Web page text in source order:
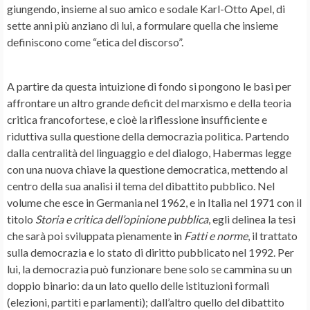
giungendo, insieme al suo amico e sodale Karl-Otto Apel, di
sette anni più anziano di lui, a formulare quella che insieme
definiscono come “etica del discorso”.
A partire da questa intuizione di fondo si pongono le basi per
affrontare un altro grande deficit del marxismo e della teoria
critica francofortese, e cioè la riflessione insufficiente e
riduttiva sulla questione della democrazia politica. Partendo
dalla centralità del linguaggio e del dialogo, Habermas legge
con una nuova chiave la questione democratica, mettendo al
centro della sua analisi il tema del dibattito pubblico. Nel
volume che esce in Germania nel 1962, e in Italia nel 1971 con il
titolo Storia e critica dell’opinione pubblica, egli delinea la tesi
che sarà poi sviluppata pienamente in Fatti e norme, il trattato
sulla democrazia e lo stato di diritto pubblicato nel 1992. Per
lui, la democrazia può funzionare bene solo se cammina su un
doppio binario: da un lato quello delle istituzioni formali
(elezioni, partiti e parlamenti); dall’altro quello del dibattito